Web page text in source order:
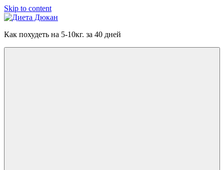
Skip to content
Диета
Как похудеть на 5-10кг. за 40 дней